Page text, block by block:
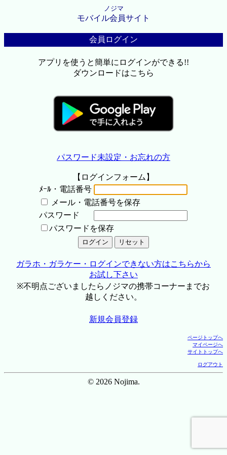
ノジマ
モバイル会員サイト
会員ログイン
アプリを使うと簡単にログインができる!!
ダウンロードはこちら
パスワード未設定・お忘れの方
【ログインフォーム】
ﾒｰﾙ・電話番号
メール・電話番号を保存
パスワード
パスワードを保存
ガラホ・ガラケー・ログインできない方はこちらから
お試し下さい
※不明点ございましたらノジマの携帯コーナーまでお
越しください。
新規会員登録
ページトップへ
マイページへ
サイトトップへ
ログアウト
© 2026 Nojima.